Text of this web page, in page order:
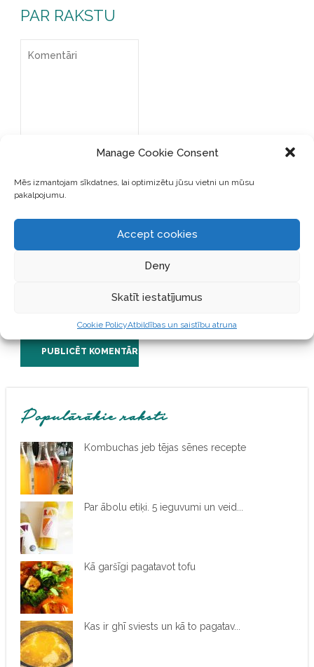
Manage Cookie Consent
Mēs izmantojam sīkdatnes, lai optimizētu jūsu vietni un mūsu
pakalpojumu.
Accept cookies
Deny
Skatīt iestatījumus
Cookie PolicyAtbildības un saistību atruna
PAR RAKSTU
Populārākie raksti
Kombuchas jeb tējas sēnes recepte
Par ābolu etiķi. 5 ieguvumi un veid...
Kā garšīgi pagatavot tofu
Kas ir ghī sviests un kā to pagatav...